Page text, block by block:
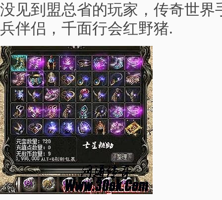
没见到盟总省的玩家，传奇世界
兵伴侣，千面行会红野猪.